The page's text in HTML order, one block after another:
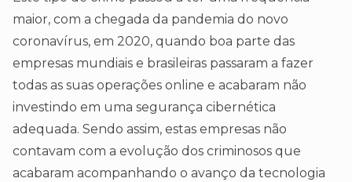
maior, com a chegada da pandemia do novo
coronavírus, em 2020, quando boa parte das
empresas mundiais e brasileiras passaram a fazer
todas as suas operações online e acabaram não
investindo em uma segurança cibernética
adequada. Sendo assim, estas empresas não
contavam com a evolução dos criminosos que
acabaram acompanhando o avanço da tecnologia